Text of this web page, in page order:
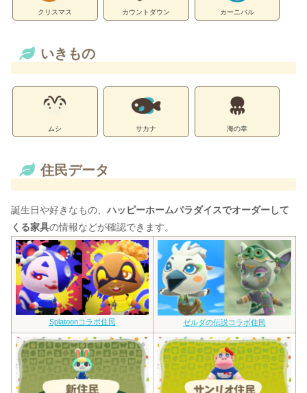
クリスマス カウントダウン カーニバル
いきもの
ムシ サカナ 海の幸
住民データ
誕生日や好きなもの、 ハッピーホームパラダイスでオーダーして
くる家具の情報などが確認できます。
Splatoonコラボ住民 ゼルダの伝説コラボ住民